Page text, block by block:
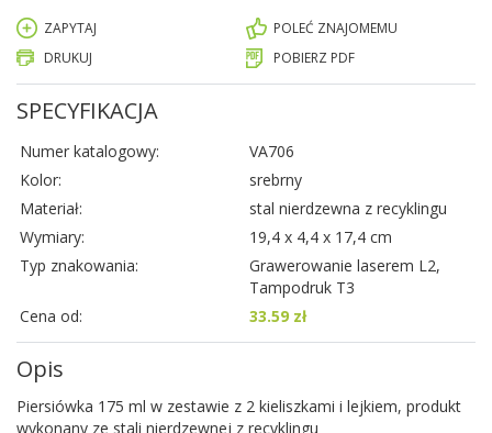
ZAPYTAJ
POLEĆ ZNAJOMEMU
DRUKUJ
POBIERZ PDF
SPECYFIKACJA
Numer katalogowy:
VA706
Kolor:
srebrny
Materiał:
stal nierdzewna z recyklingu
Wymiary:
19,4 x 4,4 x 17,4 cm
Typ znakowania:
Grawerowanie laserem L2,
Tampodruk T3
Cena od:
33.59 zł
Opis
Piersiówka 175 ml w zestawie z 2 kieliszkami i lejkiem, produkt
wykonany ze stali nierdzewnej z recyklingu